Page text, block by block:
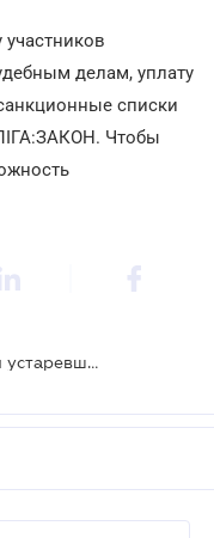
делам, уплату
списки
Чтобы
"Хрущевки": что будет с украинским устаревшим фондом